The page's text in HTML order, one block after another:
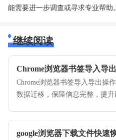
能需要进一步调查或寻求专业帮助。
继续阅读
Chrome浏览器书签导入导
Chrome浏览器书签导入导出操
数据迁移，保障信息完整，提升
google浏览器下载文件快速